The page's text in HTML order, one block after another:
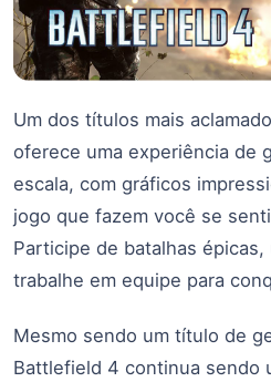
Um dos títulos mais
oferece uma experiência de
escala, com gráficos
jogo que fazem você se
Participe de batalhas
trabalhe em equipe para
Mesmo sendo um título de
Battlefield 4 continua sendo